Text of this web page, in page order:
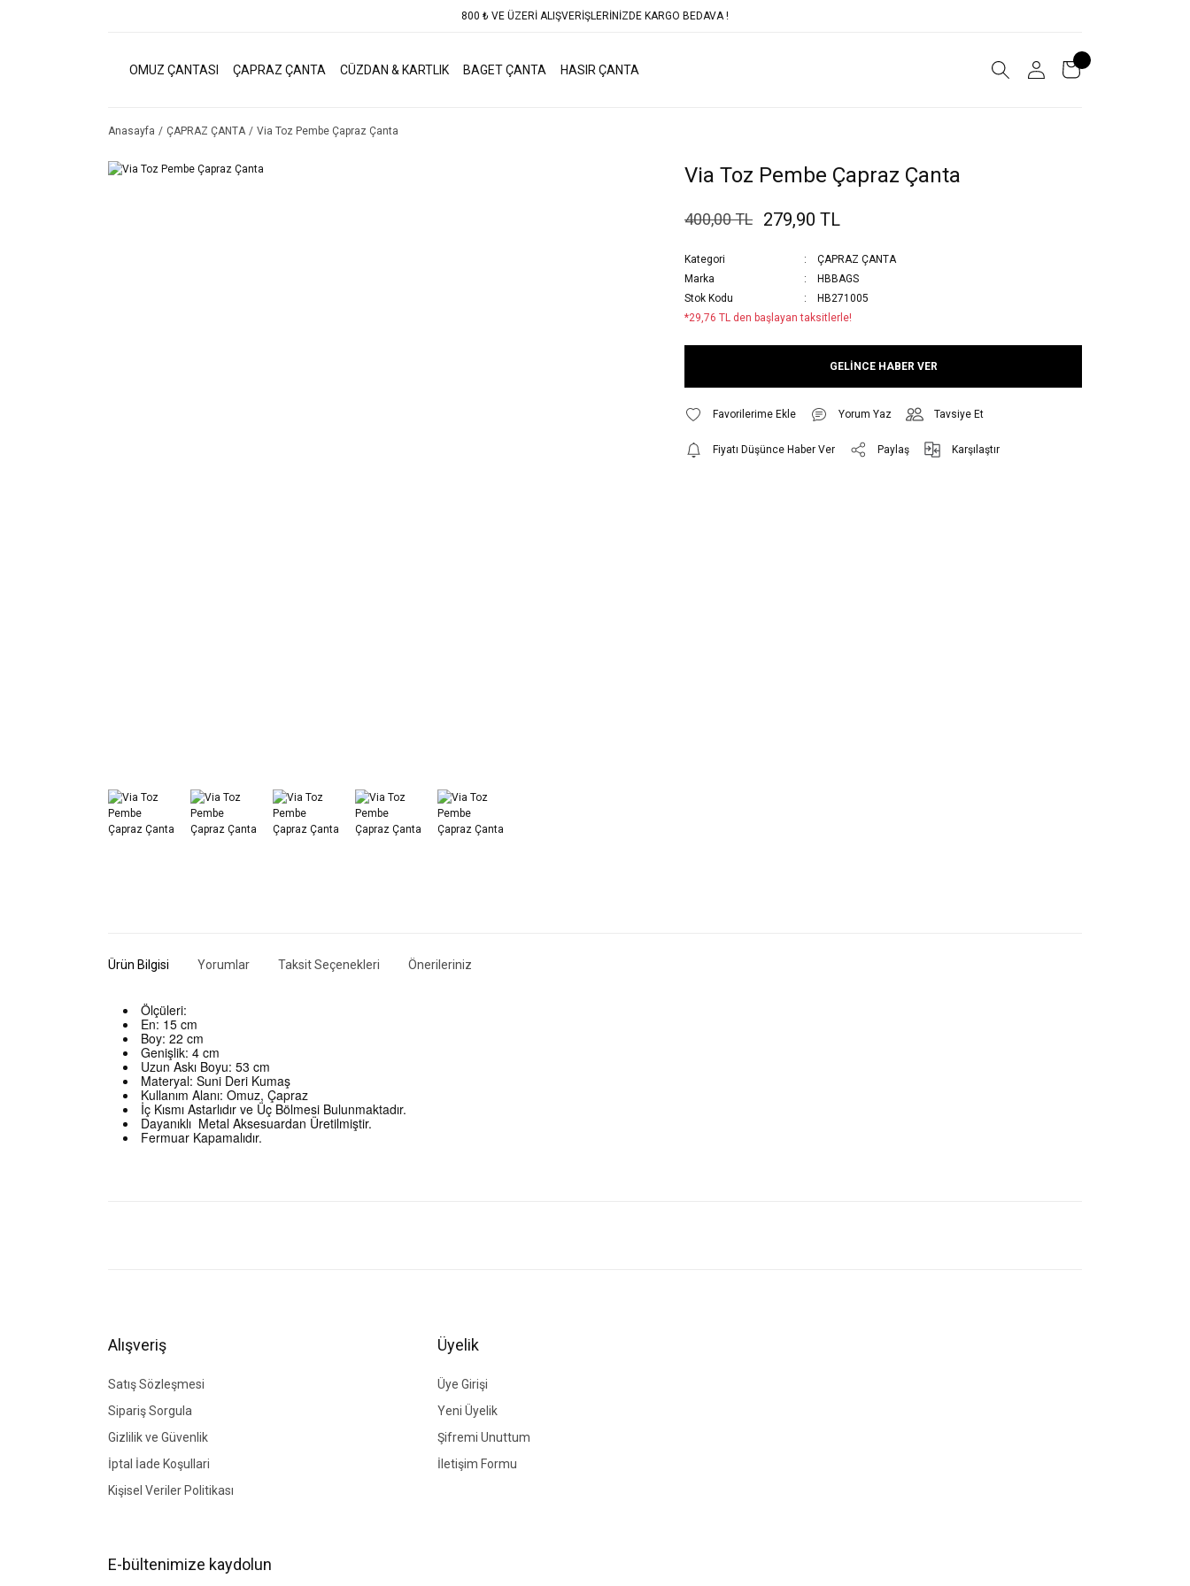
800 ₺ VE ÜZERİ ALIŞVERİŞLERİNİZDE KARGO BEDAVA !
OMUZ ÇANTASI ÇAPRAZ ÇANTA CÜZDAN & KARTLIK BAGET ÇANTA HASIR ÇANTA
Anasayfa ÇAPRAZ ÇANTA Via Toz Pembe Çapraz Çanta
Via Toz Pembe Çapraz Çanta
400,00 TL 279,90 TL
Kategori
ÇAPRAZ ÇANTA
Marka
HBBAGS
Stok Kodu
HB271005
*29,76 TL den başlayan taksitlerle!
GELİNCE HABER VER
Yorum Yaz Tavsiye Et
Fiyatı Düşünce Haber Ver Paylaş Karşılaştır
Ürün Bilgisi Yorumlar Taksit Seçenekleri Önerileriniz
Ölçüleri:
En: 15 cm
Boy: 22 cm
Genişlik: 4 cm
Uzun Askı Boyu: 53 cm
Materyal: Suni Deri Kumaş
Kullanım Alanı: Omuz, Çapraz
İç Kısmı Astarlıdır ve Üç Bölmesi Bulunmaktadır.
Dayanıklı Metal Aksesuardan Üretilmiştir.
Fermuar Kapamalıdır.
Ürün fiyatı diğer sitelerden daha pahalı.
Bu ürüne benzer farklı alternatifler olmalı.
Alışveriş
Satış Sözleşmesi
Sipariş Sorgula
Gizlilik ve Güvenlik
İptal İade Koşullari
Kişisel Veriler Politikası
Üyelik
Üye Girişi
Yeni Üyelik
Şifremi Unuttum
İletişim Formu
E-bültenimize kaydolun